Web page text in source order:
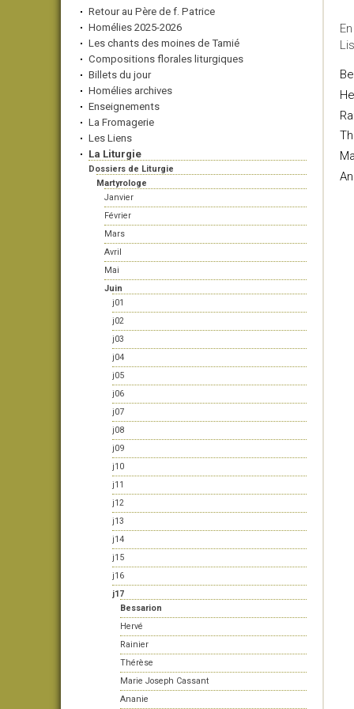
Retour au Père de f. Patrice
Homélies 2025-2026
Les chants des moines de Tamié
Compositions florales liturgiques
Billets du jour
Homélies archives
Enseignements
La Fromagerie
Les Liens
La Liturgie
Dossiers de Liturgie
Martyrologe
Janvier
Février
Mars
Avril
Mai
Juin
j01
j02
j03
j04
j05
j06
j07
j08
j09
j10
j11
j12
j13
j14
j15
j16
j17
Bessarion
Hervé
Rainier
Thérèse
Marie Joseph Cassant
Ananie